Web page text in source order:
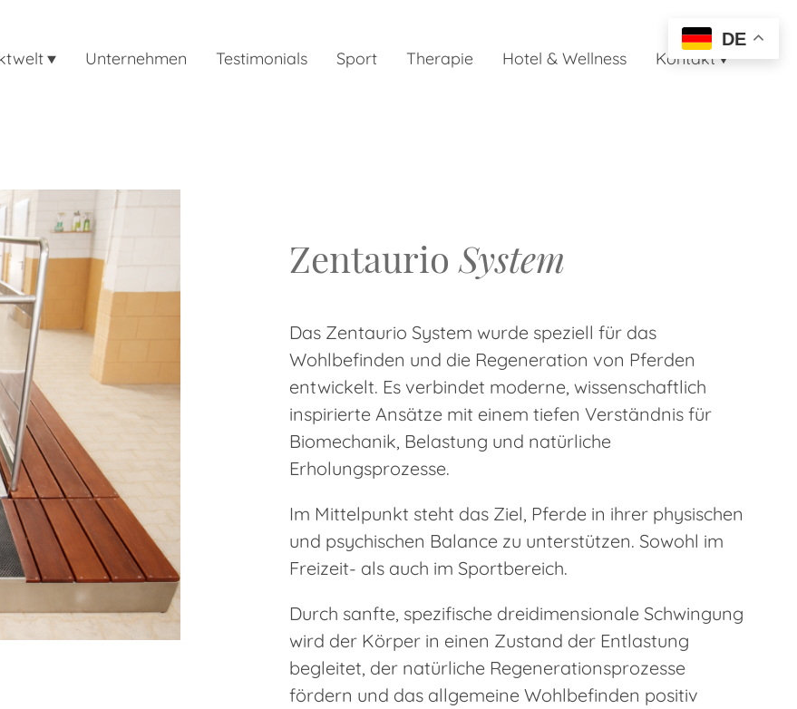
Unternehmen Testimonials Sport Therapie Hotel & Wellness Kontakt
Zentaurio System
Das Zentaurio System wurde speziell für das
Wohlbefinden und die Regeneration von Pferden
entwickelt. Es verbindet moderne, wissenschaftlich
inspirierte Ansätze mit einem tiefen Verständnis für
Biomechanik, Belastung und natürliche
Erholungsprozesse.
Im Mittelpunkt steht das Ziel, Pferde in ihrer physischen
und psychischen Balance zu unterstützen. Sowohl im
Freizeit- als auch im Sportbereich.
Durch sanfte, spezifische dreidimensionale Schwingung
wird der Körper in einen Zustand der Entlastung
begleitet, der natürliche Regenerationsprozesse
fördern und das allgemeine Wohlbefinden positiv
DE